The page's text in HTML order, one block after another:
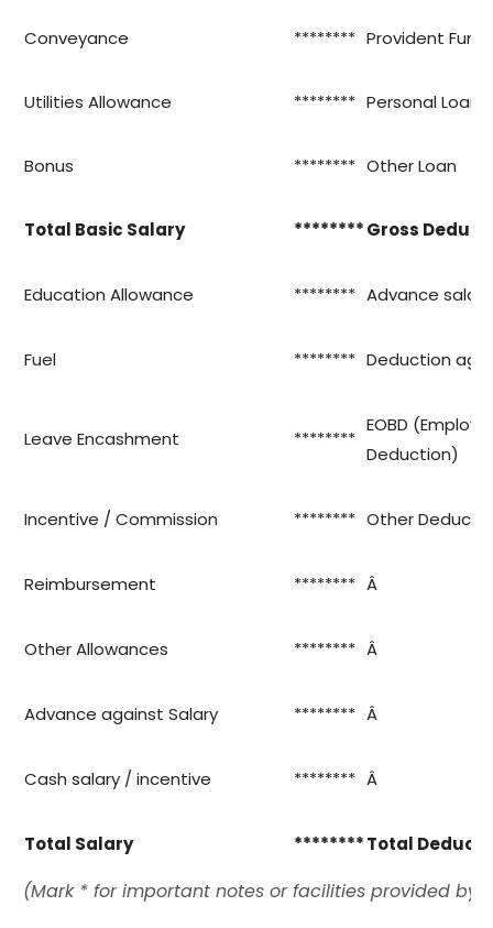
Conveyance ******** Provident Fund
Utilities Allowance ******** Personal Loan
Bonus ******** Other Loan
Total Basic Salary ********Gross
Education Allowance ******** Advance salary
Fuel ******** Deduction
Leave Encashment ********
EOBD
Deduction)
Incentive / Commission ******** Other
Reimbursement ******** Â
Other Allowances ******** Â
Advance against Salary ******** Â
Cash salary / incentive ******** Â
Total Salary ********Total
(Mark * for important notes or facilities provided by